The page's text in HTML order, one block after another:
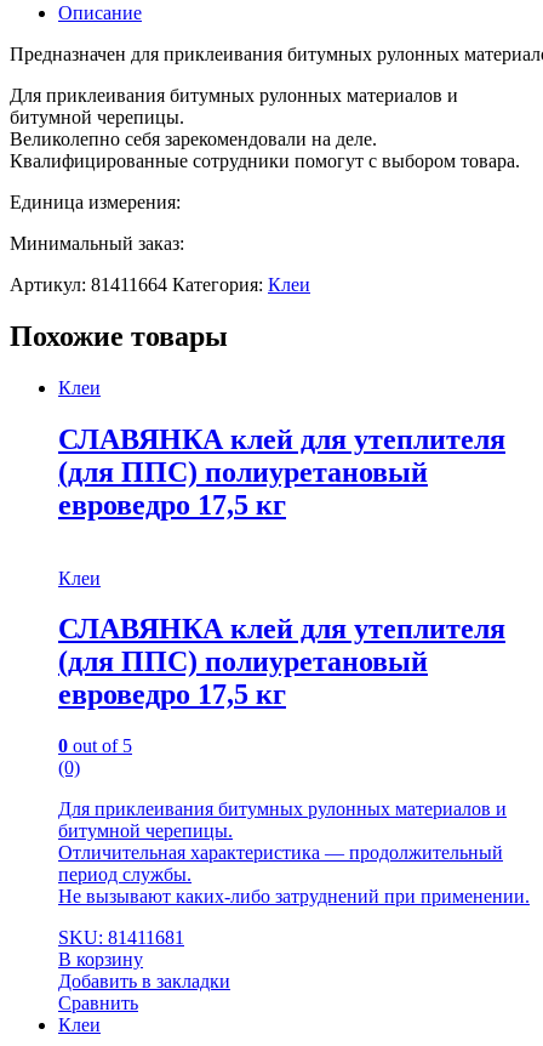
Описание
Предназначен для приклеивания битумных рулонных
Для приклеивания битумных рулонных материалов и
битумной черепицы.
Великолепно себя зарекомендовали на деле.
Квалифицированные сотрудники помогут с выбором товара.
Единица измерения:
Минимальный заказ:
Артикул: 81411664 Категория: Клеи
Похожие товары
Клеи
СЛАВЯНКА клей для утеплителя
(для ППС) полиуретановый
евроведро 17,5 кг
Клеи
СЛАВЯНКА клей для утеплителя
(для ППС) полиуретановый
евроведро 17,5 кг
0 out of 5
(0)
Для приклеивания битумных рулонных матepиалов и
битумной черепицы.
Отличительная характеристика — продолжительный
период службы.
Не вызывают каких-либо затруднений при применении.
SKU: 81411681
В корзину
Добавить в закладки
Сравнить
Клеи